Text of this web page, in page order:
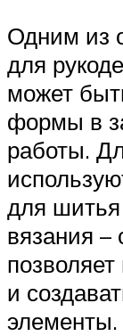
Одним из
для
может
формы в
работы.
для
вязания –
и
элементы.